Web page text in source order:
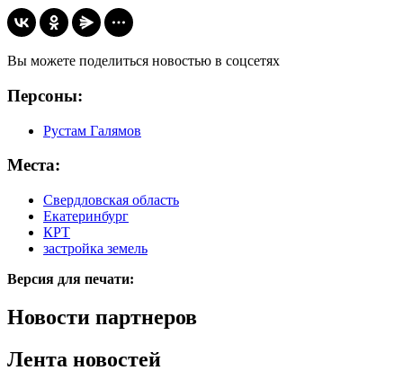
Вы можете поделиться новостью в соцсетях
Персоны:
Рустам Галямов
Места:
Свердловская область
Екатеринбург
КРТ
застройка земель
Версия для печати:
Новости партнеров
Лента новостей